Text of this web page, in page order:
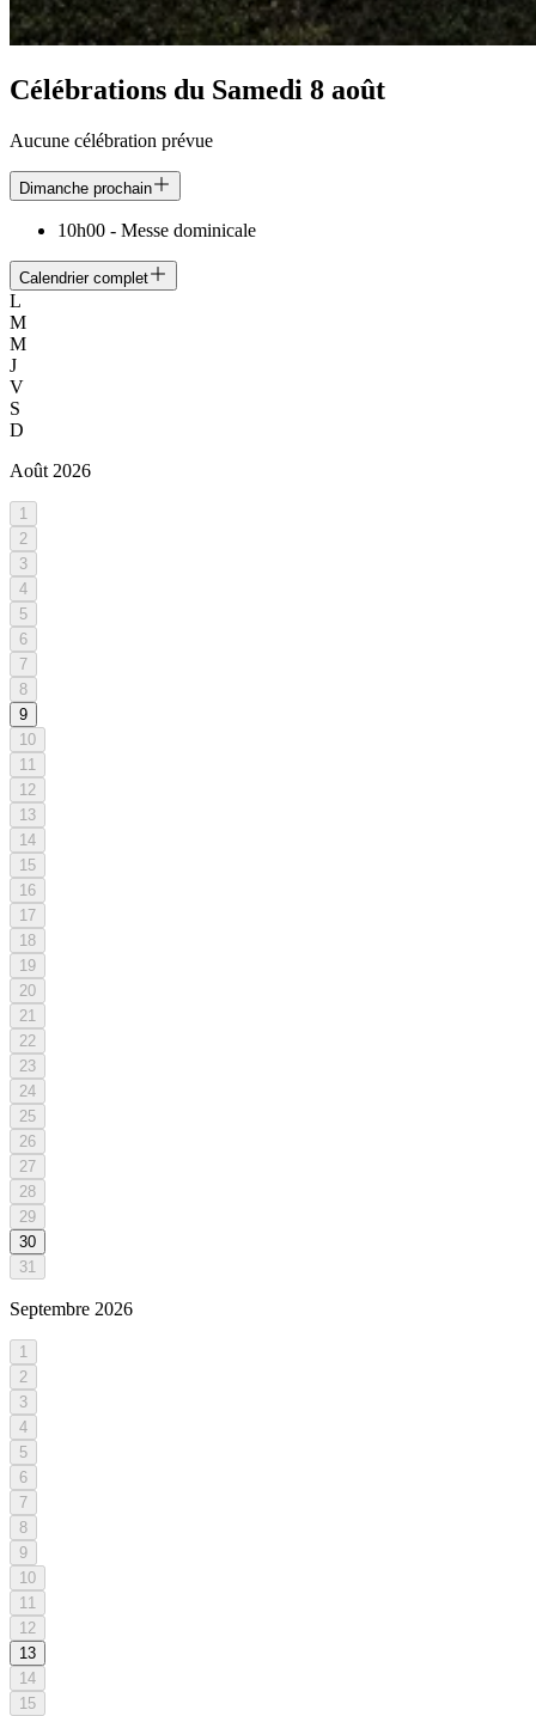
Célébrations du Samedi 8 août
Aucune célébration prévue
Dimanche prochain
10h00 - Messe dominicale
Calendrier complet
L
M
M
J
V
S
D
Août 2026
1
2
3
4
5
6
7
8
9
10
11
12
13
14
15
16
17
18
19
20
21
22
23
24
25
26
27
28
29
30
31
Septembre 2026
1
2
3
4
5
6
7
8
9
10
11
12
13
14
15